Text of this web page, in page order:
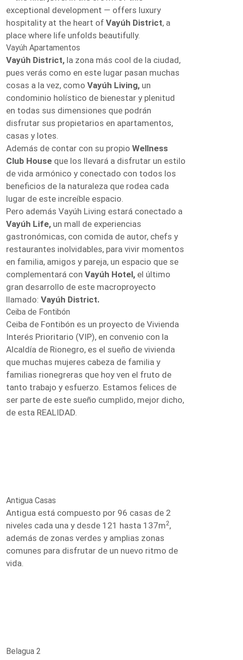
exceptional development — offers luxury
hospitality at the heart of Vayúh District, a
place where life unfolds beautifully.
Vayúh Apartamentos
Vayúh District, la zona más cool de la ciudad,
pues verás como en este lugar pasan muchas
cosas a la vez, como Vayúh Living, un
condominio holístico de bienestar y plenitud
en todas sus dimensiones que podrán
disfrutar sus propietarios en apartamentos,
casas y lotes.
Además de contar con su propio Wellness
Club House que los llevará a disfrutar un estilo
de vida armónico y conectado con todos los
beneficios de la naturaleza que rodea cada
lugar de este increíble espacio.
Pero además Vayúh Living estará conectado a
Vayúh Life, un mall de experiencias
gastronómicas, con comida de autor, chefs y
restaurantes inolvidables, para vivir momentos
en familia, amigos y pareja, un espacio que se
complementará con Vayúh Hotel, el último
gran desarrollo de este macroproyecto
llamado: Vayúh District.
Ceiba de Fontibón
Ceiba de Fontibón es un proyecto de Vivienda
Interés Prioritario (VIP), en convenio con la
Alcaldía de Rionegro, es el sueño de vivienda
que muchas mujeres cabeza de familia y
familias rionegreras que hoy ven el fruto de
tanto trabajo y esfuerzo. Estamos felices de
ser parte de este sueño cumplido, mejor dicho,
de esta REALIDAD.
Antigua Casas
Antigua está compuesto por 96 casas de 2
niveles cada una y desde 121 hasta 137m2,
además de zonas verdes y amplias zonas
comunes para disfrutar de un nuevo ritmo de
vida.
Belagua 2